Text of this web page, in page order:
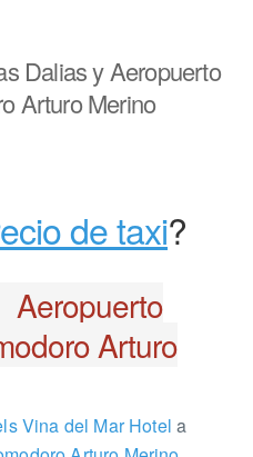
Dalias y Aeropuerto
Arturo Merino
de taxi?
Aeropuerto
Arturo
Vina del Mar Hotela